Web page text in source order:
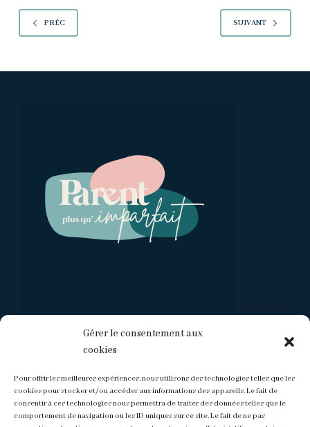
Gérer le consentement aux
cookies
Pour offrir les meilleures expériences, nous utilisons des technologies telles que les
cookies pour stocker et/ou accéder aux informations des appareils. Le fait de
consentir à ces technologies nous permettra de traiter des données telles que le
comportement de navigation ou les ID uniques sur ce site. Le fait de ne pas
PRÉC SUIVANT
Rechercher un article de blog :
Aucun